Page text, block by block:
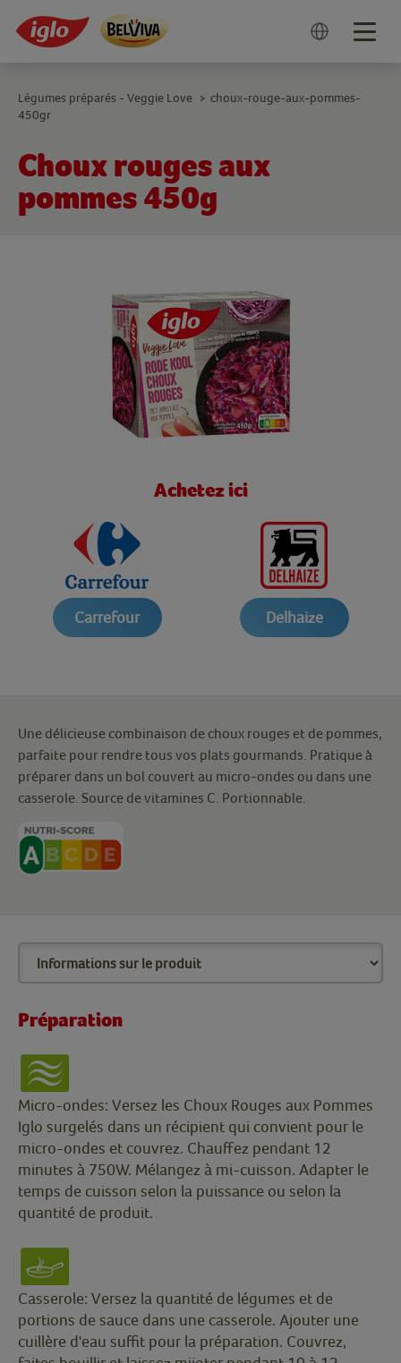
Choux rouges aux
pommes 450g
Légumes préparés - Veggie Love > choux-rouge-aux-pommes-
450gr
Achetez ici
Carrefour Delhaize
Une délicieuse combinaison de choux rouges et de pommes,
parfaite pour rendre tous vos plats gourmands. Pratique à
préparer dans un bol couvert au micro-ondes ou dans une
casserole. Source de vitamines C. Portionnable.
Préparation
Micro-ondes: Versez les Choux Rouges aux Pommes
Iglo surgelés dans un récipient qui convient pour le
micro-ondes et couvrez. Chauffez pendant 12
minutes à 750W. Mélangez à mi-cuisson. Adapter le
temps de cuisson selon la puissance ou selon la
quantité de produit.
Casserole: Versez la quantité de légumes et de
portions de sauce dans une casserole. Ajouter une
cuillère d'eau suffit pour la préparation. Couvrez,